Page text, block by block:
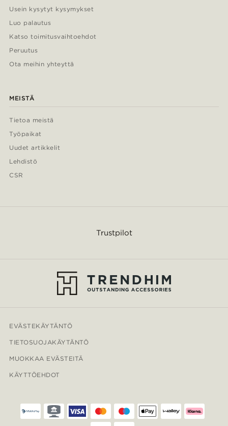
Usein kysytyt kysymykset
Luo palautus
Katso toimitusvaihtoehdot
Peruutus
Ota meihin yhteyttä
MEISTÄ
Tietoa meistä
Työpaikat
Uudet artikkelit
Lehdistö
CSR
Trustpilot
EVÄSTEKÄYTÄNTÖ
TIETOSUOJAKÄYTÄNTÖ
MUOKKAA EVÄSTEITÄ
KÄYTTÖEHDOT